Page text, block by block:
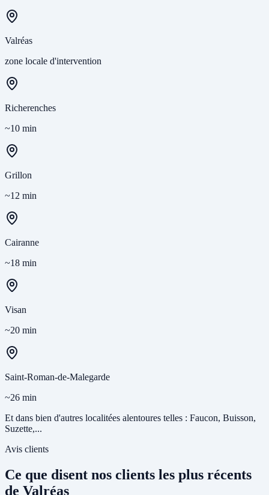
Valréas
zone locale d'intervention
Richerenches
~10 min
Grillon
~12 min
Cairanne
~18 min
Visan
~20 min
Saint-Roman-de-Malegarde
~26 min
Et dans bien d'autres localitées alentoures telles : Faucon, Buisson,
Suzette,...
Avis clients
Ce que disent nos clients les plus récents
de Valréas